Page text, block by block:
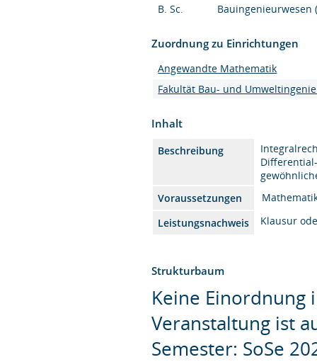
B. Sc.
Bauingenieurwesen
Zuordnung zu Einrichtungen
Angewandte Mathematik
Fakultät Bau- und
Inhalt
Beschreibung
Voraussetzungen
Leistungsnachweis
Klausur
Strukturbaum
Keine Einordnung
Veranstaltung ist
Semester: SoSe